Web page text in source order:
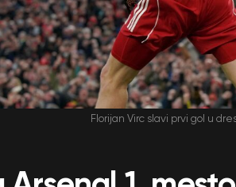
Florijan Virc slavi prvi gol u